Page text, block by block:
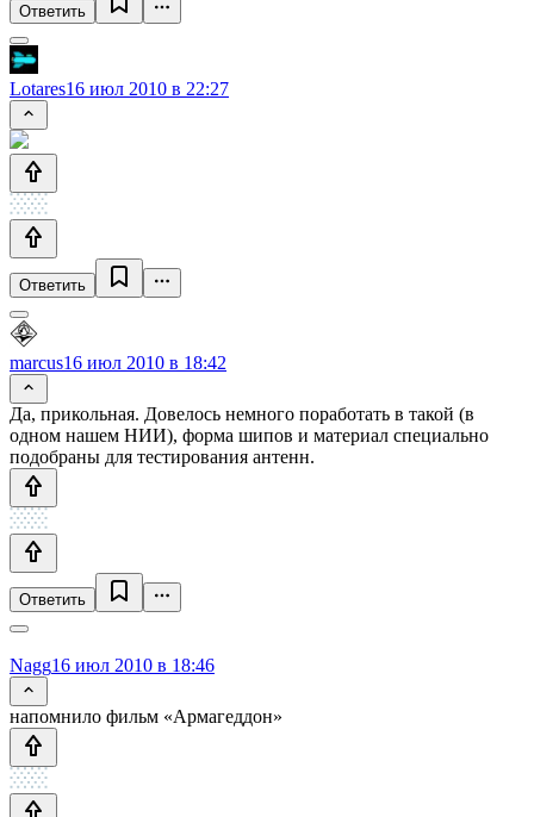
Ответить
Lotares16 июл 2010 в 22:27
Ответить
marcus16 июл 2010 в 18:42
Да, прикольная. Довелось немного поработать в такой (в
одном нашем НИИ), форма шипов и материал специально
подобраны для тестирования антенн.
Ответить
Nagg16 июл 2010 в 18:46
напомнило фильм «Армагеддон»